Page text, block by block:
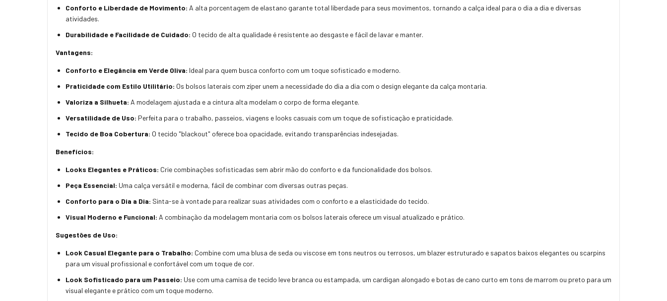
Conforto e Liberdade de Movimento: A alta porcentagem de elastano garante total liberdade para seus movimentos, tornando a calça ideal para o dia a dia e diversas
atividades.
Durabilidade e Facilidade de Cuidado: O tecido de alta qualidade é resistente ao desgaste e fácil de lavar e manter.
Vantagens:
Conforto e Elegância em Verde Oliva: Ideal para quem busca conforto com um toque sofisticado e moderno.
Praticidade com Estilo Utilitário: Os bolsos laterais com zíper unem a necessidade do dia a dia com o design elegante da calça montaria.
Valoriza a Silhueta: A modelagem ajustada e a cintura alta modelam o corpo de forma elegante.
Versatilidade de Uso: Perfeita para o trabalho, passeios, viagens e looks casuais com um toque de sofisticação e praticidade.
Tecido de Boa Cobertura: O tecido "blackout" oferece boa opacidade, evitando transparências indesejadas.
Benefícios:
Looks Elegantes e Práticos: Crie combinações sofisticadas sem abrir mão do conforto e da funcionalidade dos bolsos.
Peça Essencial: Uma calça versátil e moderna, fácil de combinar com diversas outras peças.
Conforto para o Dia a Dia: Sinta-se à vontade para realizar suas atividades com o conforto e a elasticidade do tecido.
Visual Moderno e Funcional: A combinação da modelagem montaria com os bolsos laterais oferece um visual atualizado e prático.
Sugestões de Uso:
Look Casual Elegante para o Trabalho: Combine com uma blusa de seda ou viscose em tons neutros ou terrosos, um blazer estruturado e sapatos baixos elegantes ou scarpins
para um visual profissional e confortável com um toque de cor.
Look Sofisticado para um Passeio: Use com uma camisa de tecido leve branca ou estampada, um cardigan alongado e botas de cano curto em tons de marrom ou preto para um
visual elegante e prático com um toque moderno.